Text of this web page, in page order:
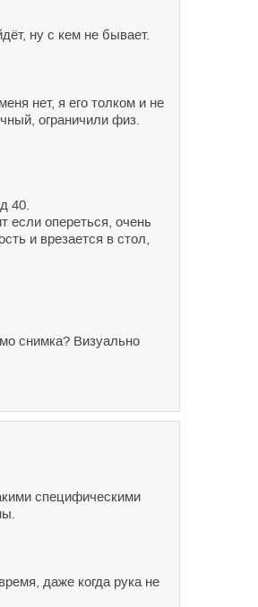
ну с кем не бывает.
нет, я его толком и не
ограничили физ.
40.
если опереться, очень
и врезается в стол,
снимка? Визуально
специфическими
даже когда рука не